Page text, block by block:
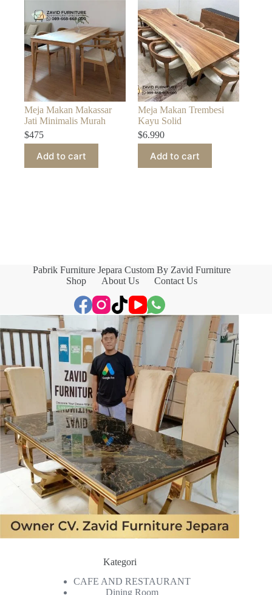
Meja Makan Makassar
Jati Minimalis Murah
$475
Add to cart
Meja Makan Trembesi
Kayu Solid
$6.990
Add to cart
Pabrik Furniture Jepara Custom By Zavid Furniture
Shop
About Us Contact Us
Kategori
CAFE AND RESTAURANT
Dining Room